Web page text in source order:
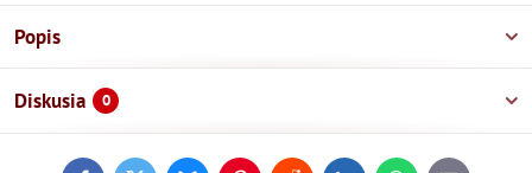
Popis
Diskusia 0